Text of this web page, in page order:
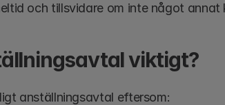
och tillsvidare om inte något annat
viktigt?
anställningsavtal eftersom: